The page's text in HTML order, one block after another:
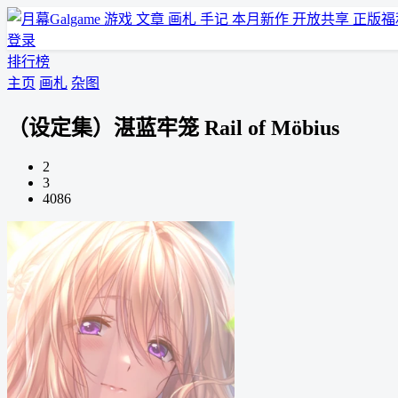
游戏 文章 画札 手记 本月新作 开放共享 正版
登录
排行榜
主页 画札 杂图
（设定集）湛蓝牢笼 Rail of Möbius
2
3
4086